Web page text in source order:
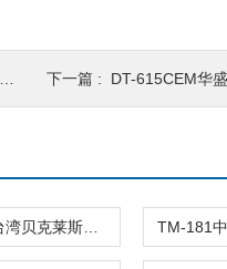
下一篇 : DT-615CEM华盛